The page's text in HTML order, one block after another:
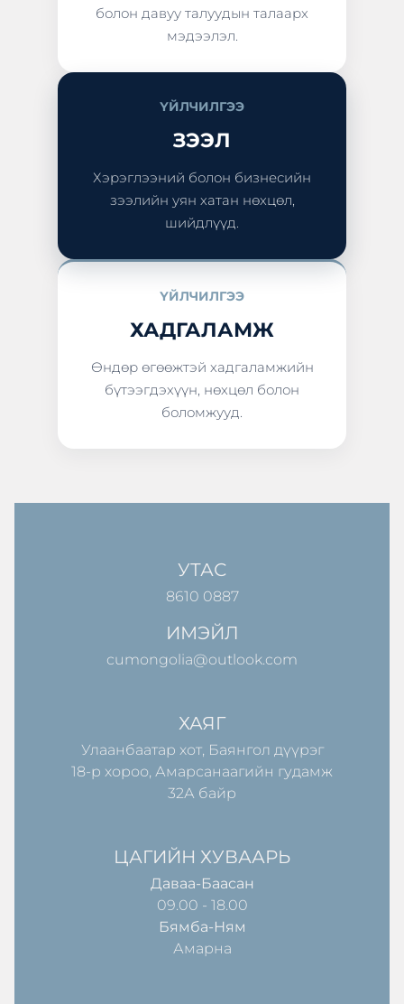
болон давуу талуудын талаарх
мэдээлэл.
ҮЙЛЧИЛГЭЭ
ЗЭЭЛ
Хэрэглээний болон бизнесийн
зээлийн уян хатан нөхцөл,
шийдлүүд.
ҮЙЛЧИЛГЭЭ
ХАДГАЛАМЖ
Өндөр өгөөжтэй хадгаламжийн
бүтээгдэхүүн, нөхцөл болон
боломжууд.
УТАС
8610 0887
ИМЭЙЛ
cumongolia@outlook.com
ХАЯГ
Улаанбаатар хот, Баянгол дүүрэг
18-р хороо, Амарсанаагийн гудамж
32А байр
ЦАГИЙН ХУВААРЬ
Даваа-Баасан
09.00 - 18.00
Бямба-Ням
Амарна